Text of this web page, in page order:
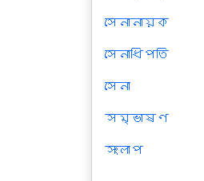
সেনানায়ক
সেনাধিপতি
সেনা
সম্ভাষণ
সংলাপ